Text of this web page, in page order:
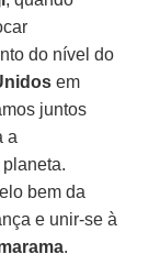
do nível do
em
juntos
a
bem da
e unir-se à
.